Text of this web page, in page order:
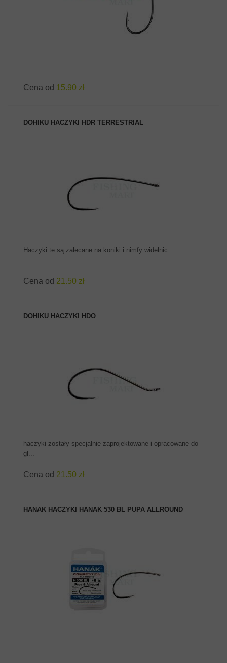
Cena od 15.90 zł
DOHIKU HACZYKI HDR TERRESTRIAL
Haczyki te są zalecane na koniki i nimfy widelnic.
Cena od 21.50 zł
DOHIKU HACZYKI HDO
ZOBACZ PRODUKT
haczyki zostały specjalnie zaprojektowane i opracowane do
gl...
Cena od 21.50 zł
HANAK HACZYKI HANAK 530 BL PUPA ALLROUND